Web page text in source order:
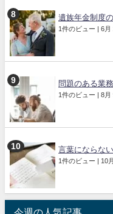
遺族年金制度
1件のビュー | 6月
問題のある業
1件のビュー | 8月
言葉にならな
1件のビュー | 10
今週の人気記事